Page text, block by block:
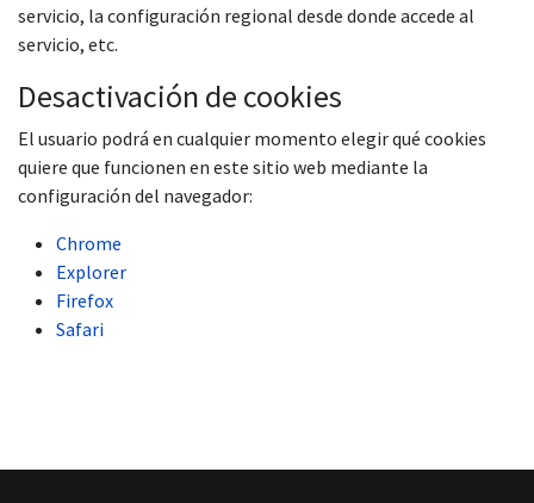
servicio, la configuración regional desde donde accede al
servicio, etc.
Desactivación de cookies
El usuario podrá en cualquier momento elegir qué cookies
quiere que funcionen en este sitio web mediante la
configuración del navegador:
Chrome
Explorer
Firefox
Safari